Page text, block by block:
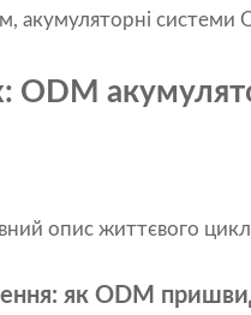
акумуляторні
ODM
опис життєвого
як ODM